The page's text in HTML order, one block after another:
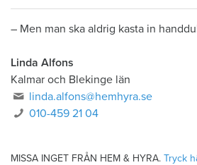
– Men man ska aldrig kasta in
Linda Alfons
Kalmar och Blekinge län
linda.alfons@hemhyra.se
010-459 21 04
MISSA INGET FRÅN HEM & HYRA. Tryck